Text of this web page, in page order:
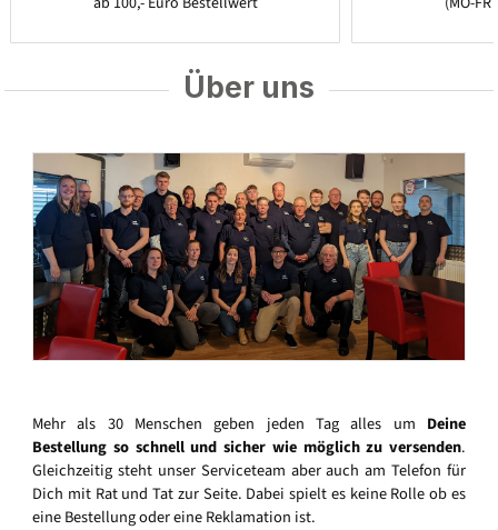
Über uns
Mehr als 30 Menschen geben jeden Tag alles um Deine
Bestellung so schnell und sicher wie möglich zu versenden.
Gleichzeitig steht unser Serviceteam aber auch am Telefon für
Dich mit Rat und Tat zur Seite. Dabei spielt es keine Rolle ob es
eine Bestellung oder eine Reklamation ist.